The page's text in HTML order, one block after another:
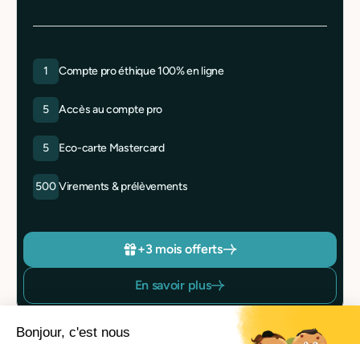
1 Compte pro éthique 100% en ligne
5 Accès au compte pro
5 Eco-carte Mastercard
500 Virements & prélèvements
+3 mois offerts
En savoir plus